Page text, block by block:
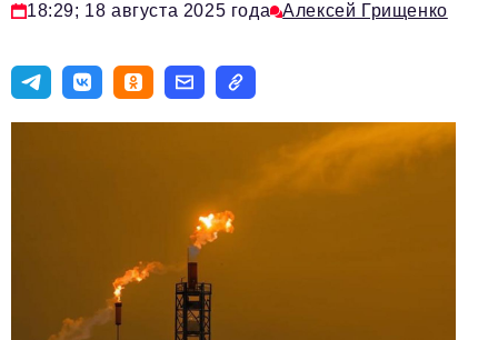
Туризм
Телефон редакции:+7 495 727-01-67
18:29; 18 августа 2025 года Алексей Грищенко